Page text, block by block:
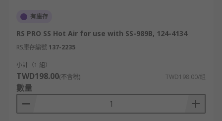
有庫存
RS PRO SS Hot Air for use with SS-989B, 124-4134
RS庫存編號 137-2235
小計（1 組）
TWD198.00(不含稅) TWD198.00/組
數量